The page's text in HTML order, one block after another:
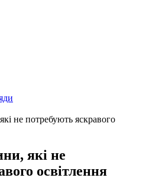
не потребують яскравого
які не
освітлення